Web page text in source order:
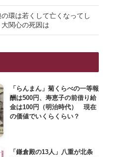
の環は若くして亡くなってし
関心の死因は
「らんまん」菊くらべの一等報
酬は500円、寿恵子の前借り給
金は100円（明治時代） 現在
の価値でいくらくらい？
「鎌倉殿の13人」八重が北条